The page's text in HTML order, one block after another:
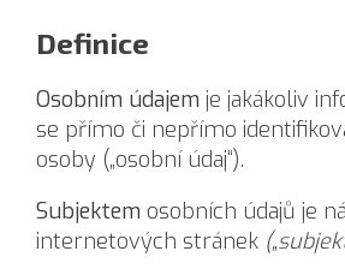
Definice
Osobním údajem je jakákoliv
se přímo či nepřímo
osoby („osobní údaj“).
Subjektem osobních údajů je
internetových stránek